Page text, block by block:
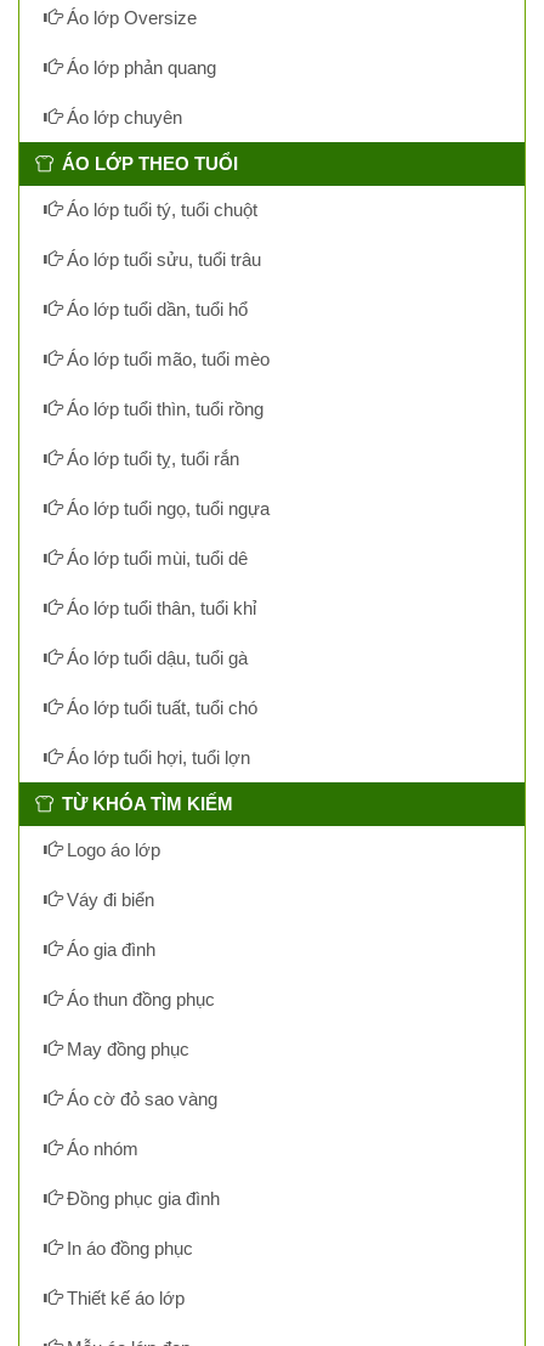
Áo lớp Oversize
Áo lớp phản quang
Áo lớp chuyên
ÁO LỚP THEO TUỔI
Áo lớp tuổi tý, tuổi chuột
Áo lớp tuổi sửu, tuổi trâu
Áo lớp tuổi dần, tuổi hổ
Áo lớp tuổi mão, tuổi mèo
Áo lớp tuổi thìn, tuổi rồng
Áo lớp tuổi tỵ, tuổi rắn
Áo lớp tuổi ngọ, tuổi ngựa
Áo lớp tuổi mùi, tuổi dê
Áo lớp tuổi thân, tuổi khỉ
Áo lớp tuổi dậu, tuổi gà
Áo lớp tuổi tuất, tuổi chó
Áo lớp tuổi hợi, tuổi lợn
TỪ KHÓA TÌM KIẾM
Logo áo lớp
Váy đi biển
Áo gia đình
Áo thun đồng phục
May đồng phục
Áo cờ đỏ sao vàng
Áo nhóm
Đồng phục gia đình
In áo đồng phục
Thiết kế áo lớp